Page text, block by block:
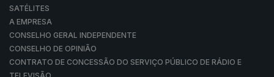
SATÉLITES
A EMPRESA
CONSELHO GERAL INDEPENDENTE
CONSELHO DE OPINIÃO
CONTRATO DE CONCESSÃO DO SERVIÇO PÚBLICO DE RÁDIO E